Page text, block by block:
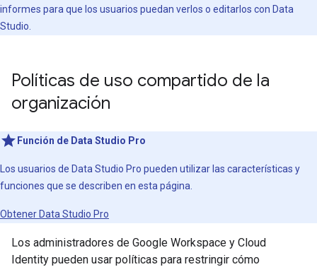
informes para que los usuarios puedan verlos o editarlos con Data
Studio.
Políticas de uso compartido de la
organización
Función de Data Studio Pro
Los usuarios de Data Studio Pro pueden utilizar las características y
funciones que se describen en esta página.
Obtener Data Studio Pro
Los administradores de Google Workspace y Cloud
Identity pueden usar políticas para restringir cómo